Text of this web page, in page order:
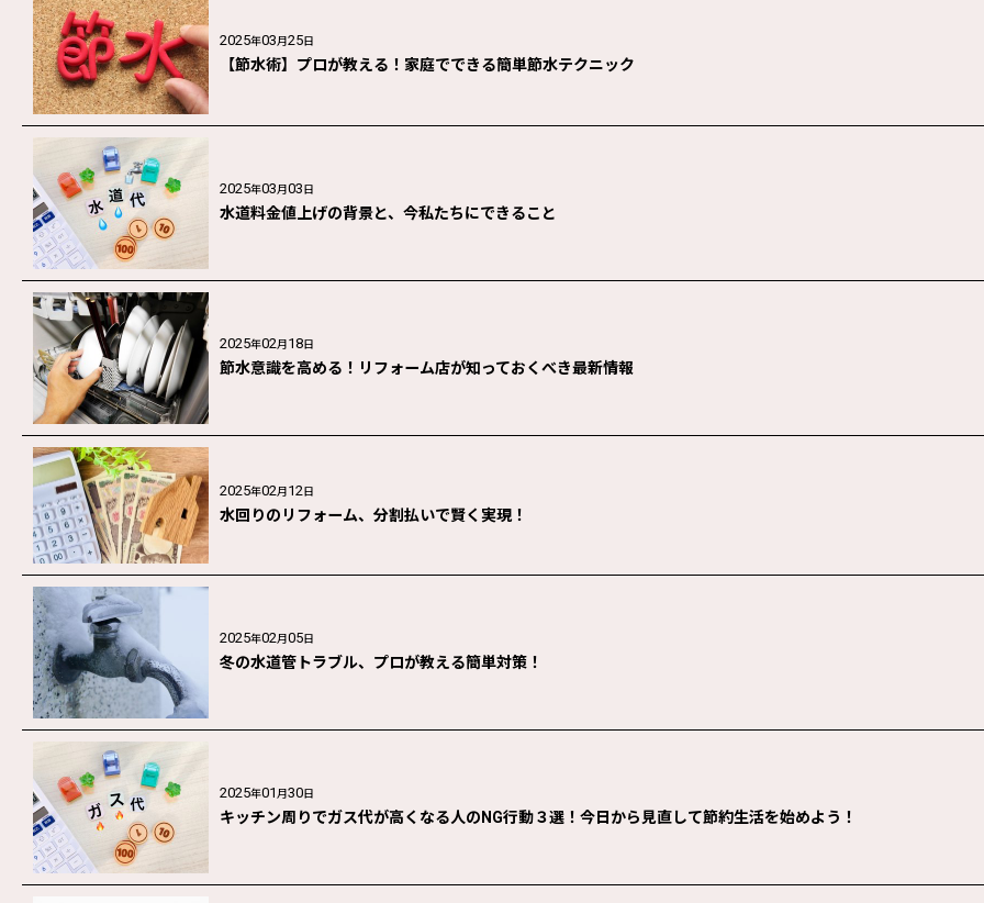
2025年03月25日
【節水術】プロが教える！家庭でできる簡単節水テクニック
2025年03月03 日
水道料金値上げの背景と、今私たちにできること
2025年02月 18日
節水意識を高める！リフォーム店が知っておくべき最新情報
2025年02月 12 日
水回りのリフォーム、分割払いで賢く実現！
2025年02月05日
冬の水道管トラブル、プロが教える簡単対策！
2025年01 月30日
キッチン周りでガス代が高くなる人のNG行動３選！今日から見直して節約生活を始めよう！